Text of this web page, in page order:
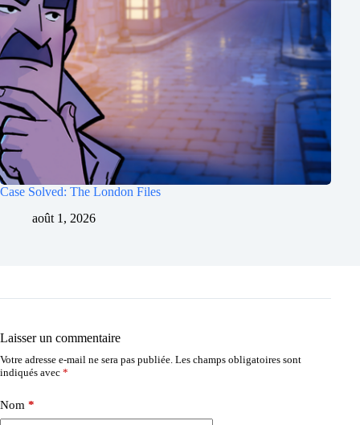
Case Solved: The London Files
août 1, 2026
Laisser un commentaire
Votre adresse e-mail ne sera pas publiée. Les champs obligatoires sont
indiqués avec *
Nom *